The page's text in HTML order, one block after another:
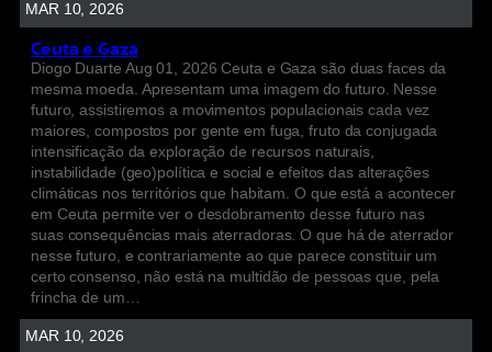
MAR 10, 2026
Ceuta e Gaza
Diogo Duarte Aug 01, 2026 Ceuta e Gaza são duas faces da
mesma moeda. Apresentam uma imagem do futuro. Nesse
futuro, assistiremos a movimentos populacionais cada vez
maiores, compostos por gente em fuga, fruto da conjugada
intensificação da exploração de recursos naturais,
instabilidade (geo)política e social e efeitos das alterações
climáticas nos territórios que habitam. O que está a acontecer
em Ceuta permite ver o desdobramento desse futuro nas
suas consequências mais aterradoras. O que há de aterrador
nesse futuro, e contrariamente ao que parece constituir um
certo consenso, não está na multidão de pessoas que, pela
frincha de um…
MAR 10, 2026